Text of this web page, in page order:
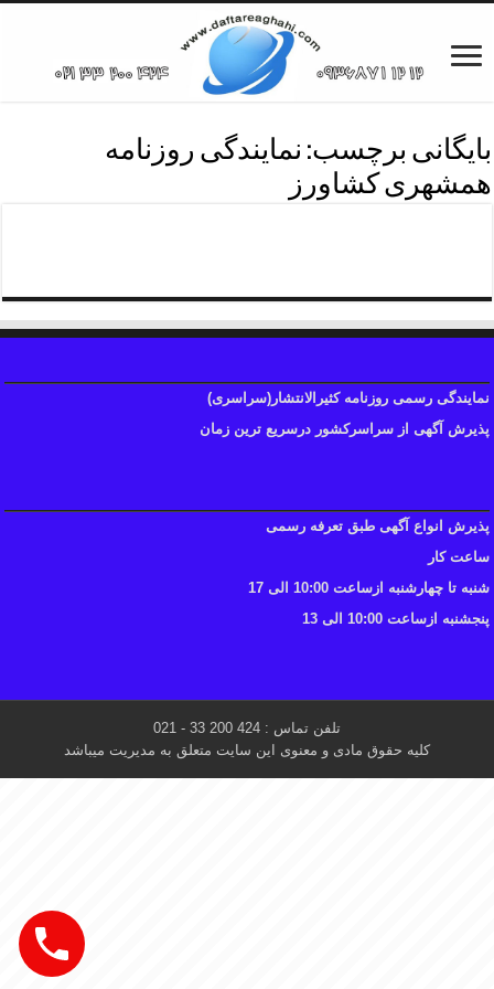
بایگانی برچسب: نمایندگی روزنامه
همشهری کشاورز
نمایندگی رسمی روزنامه کثیرالانتشار(سراسری)
پذیرش آگهی از سراسرکشور درسریع ترین زمان
پذیرش انواع آگهی طبق تعرفه رسمی
ساعت کار
شنبه تا چهارشنبه ازساعت 10:00 الی 17
پنجشنبه ازساعت 10:00 الی 13
تلفن تماس : 424 200 33 - 021
کلیه حقوق مادی و معنوی این سایت متعلق به مدیریت میباشد